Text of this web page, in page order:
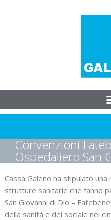
Convenzioni
Ospedaliero San
Cassa Galeno ha stipulato una
strutture sanitarie che fanno
San Giovanni di Dio –
della sanità e del sociale nei